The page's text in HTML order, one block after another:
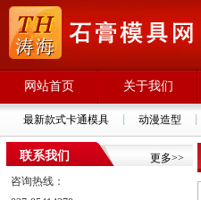
网站首页 关于我们
最新款式卡通模具 动漫造型
更多>>
联系我们
咨询热线：